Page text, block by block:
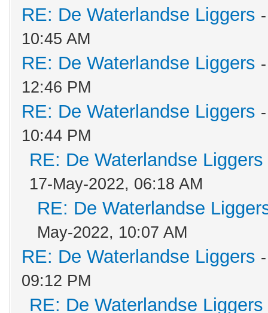
RE: De Waterlandse Liggers
10:45 AM
RE: De Waterlandse Liggers
12:46 PM
RE: De Waterlandse Liggers
10:44 PM
RE: De Waterlandse Liggers
17-May-2022, 06:18 AM
RE: De Waterlandse
May-2022, 10:07 AM
RE: De Waterlandse Liggers
09:12 PM
RE: De Waterlandse Liggers